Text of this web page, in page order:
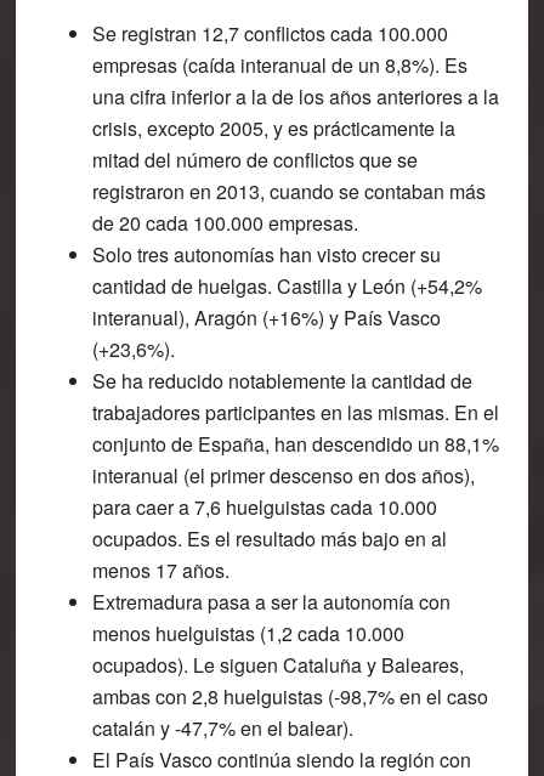
Se registran 12,7 conflictos cada 100.000
empresas (caída interanual de un 8,8%). Es
una cifra inferior a la de los años anteriores a la
crisis, excepto 2005, y es prácticamente la
mitad del número de conflictos que se
registraron en 2013, cuando se contaban más
de 20 cada 100.000 empresas.
Solo tres autonomías han visto crecer su
cantidad de huelgas. Castilla y León (+54,2%
interanual), Aragón (+16%) y País Vasco
(+23,6%).
Se ha reducido notablemente la cantidad de
trabajadores participantes en las mismas. En el
conjunto de España, han descendido un 88,1%
interanual (el primer descenso en dos años),
para caer a 7,6 huelguistas cada 10.000
ocupados. Es el resultado más bajo en al
menos 17 años.
Extremadura pasa a ser la autonomía con
menos huelguistas(1,2 cada 10.000
ocupados). Le siguen Cataluña y Baleares,
ambas con 2,8 huelguistas (-98,7% en el caso
catalán y -47,7% en el balear).
El País Vasco continúa siendo la región con